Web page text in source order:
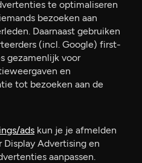
te optimaliseren
bezoeken aan
Daarnaast gebruiken
(incl. Google) first-
gezamenlijk voor
en
tot bezoeken aan de
ads kun je je afmelden
Advertising en
aanpassen.